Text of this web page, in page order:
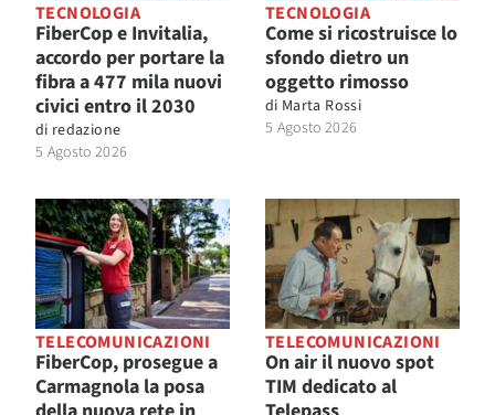
TECNOLOGIA
FiberCop e Invitalia,
accordo per portare la
fibra a 477 mila nuovi
civici entro il 2030
di redazione
5 Agosto 2026
TECNOLOGIA
Come si ricostruisce lo
sfondo dietro un
oggetto rimosso
di Marta Rossi
5 Agosto 2026
TELECOMUNICAZIONI
FiberCop, prosegue a
Carmagnola la posa
TELECOMUNICAZIONI
On air il nuovo spot
TIM dedicato al